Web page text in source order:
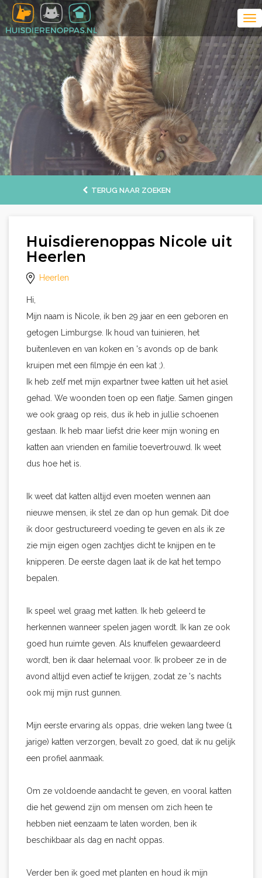
TERUG NAAR ZOEKEN
Huisdierenoppas Nicole uit
Heerlen
Heerlen
Hi,
Mijn naam is Nicole, ik ben 29 jaar en een geboren en
getogen Limburgse. Ik houd van tuinieren, het
buitenleven en van koken en 's avonds op de bank
kruipen met een filmpje én een kat ;).
Ik heb zelf met mijn expartner twee katten uit het asiel
gehad. We woonden toen op een flatje. Samen gingen
we ook graag op reis, dus ik heb in jullie schoenen
gestaan. Ik heb maar liefst drie keer mijn woning en
katten aan vrienden en familie toevertrouwd. Ik weet
dus hoe het is.
Ik weet dat katten altijd even moeten wennen aan
nieuwe mensen, ik stel ze dan op hun gemak. Dit doe
ik door gestructureerd voeding te geven en als ik ze
zie mijn eigen ogen zachtjes dicht te knijpen en te
knipperen. De eerste dagen laat ik de kat het tempo
bepalen.
Ik speel wel graag met katten. Ik heb geleerd te
herkennen wanneer spelen jagen wordt. Ik kan ze ook
goed hun ruimte geven. Als knuffelen gewaardeerd
wordt, ben ik daar helemaal voor. Ik probeer ze in de
avond altijd even actief te krijgen, zodat ze 's nachts
ook mij mijn rust gunnen.
Mijn eerste ervaring als oppas, drie weken lang twee (1
jarige) katten verzorgen, bevalt zo goed, dat ik nu gelijk
een profiel aanmaak.
Om ze voldoende aandacht te geven, en vooral katten
die het gewend zijn om mensen om zich heen te
hebben niet eenzaam te laten worden, ben ik
beschikbaar als dag en nacht oppas.
Verder ben ik goed met planten en houd ik mijn